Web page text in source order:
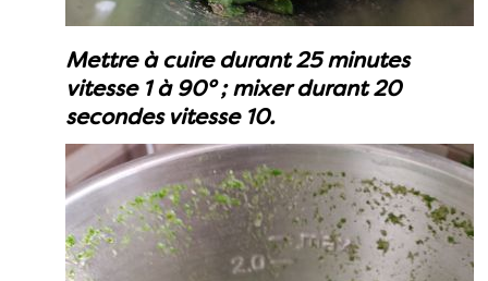
Mettre à cuire durant 25 minutes
vitesse 1 à 90° ; mixer durant 20
secondes vitesse 10.